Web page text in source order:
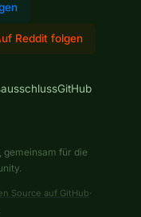
Reddit folgen
GitHub
gemeinsam für die
Source auf GitHub·